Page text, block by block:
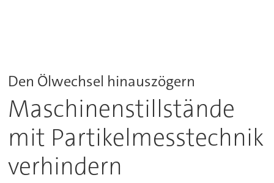
Den Ölwechsel hinauszögern
Maschinenstillstände
mit Partikelmesstechnik
verhindern